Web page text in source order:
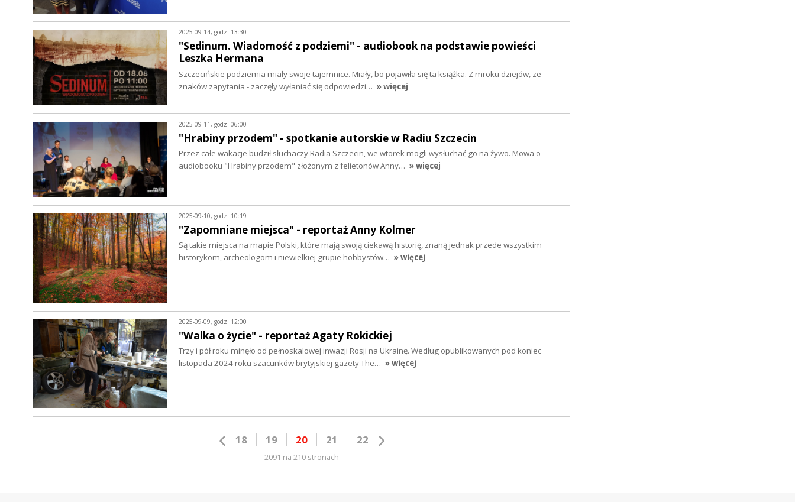
2025-09-14, godz. 13:30
"Sedinum. Wiadomość z podziemi" - audiobook na podstawie powieści
Leszka Hermana
Szczecińskie podziemia miały swoje tajemnice. Miały, bo pojawiła się ta książka. Z mroku dziejów, ze
znaków zapytania - zaczęły wyłaniać się odpowiedzi… » więcej
2025-09-11, godz. 06:00
"Hrabiny przodem" - spotkanie autorskie w Radiu Szczecin
Przez całe wakacje budził słuchaczy Radia Szczecin, we wtorek mogli wysłuchać go na żywo. Mowa o
audiobooku "Hrabiny przodem" złożonym z felietonów Anny… » więcej
2025-09-10, godz. 10:19
"Zapomniane miejsca" - reportaż Anny Kolmer
Są takie miejsca na mapie Polski, które mają swoją ciekawą historię, znaną jednak przede wszystkim
historykom, archeologom i niewielkiej grupie hobbystów… » więcej
2025-09-09, godz. 12:00
"Walka o życie" - reportaż Agaty Rokickiej
Trzy i pół roku minęło od pełnoskalowej inwazji Rosji na Ukrainę. Według opublikowanych pod koniec
listopada 2024 roku szacunków brytyjskiej gazety The… » więcej
18 19 20 21 22
2091 na 210 stronach